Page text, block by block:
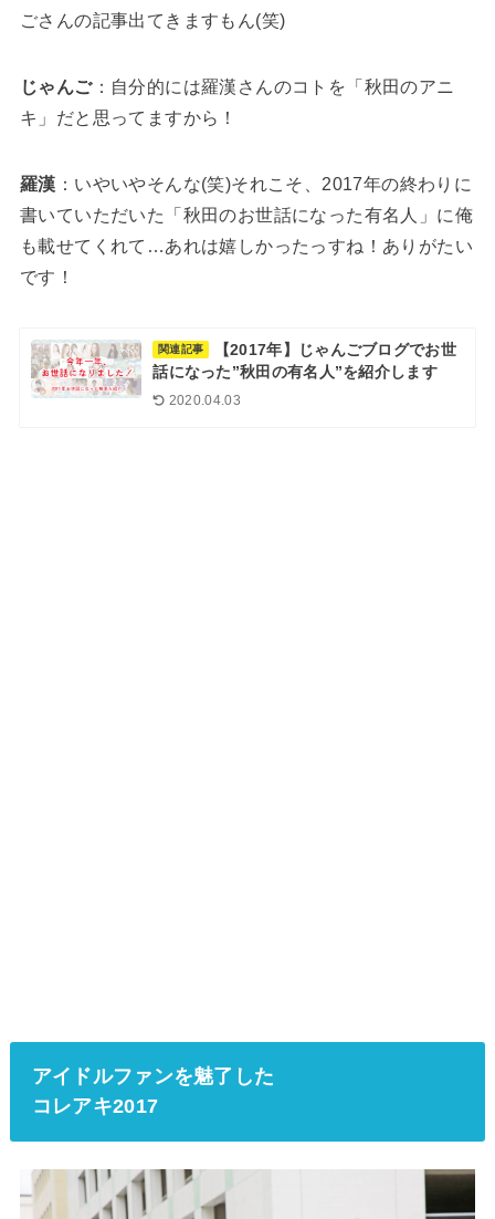
ごさんの記事出てきますもん(笑)
じゃんご：自分的には羅漢さんのコトを「秋田のアニ
キ」だと思ってますから！
羅漢 ：いやいやそんな(笑)それこそ、2017年の終わりに
書いていただいた「秋田のお世話になった有名人」に俺
も載せてくれて…あれは嬉しかったっすね！ありがたい
です！
関連記事
【2017年】じゃんごブログでお世
話になった”秋田の有名人”を紹介します
2020.04.03
アイドルファンを魅了した
コレアキ2017